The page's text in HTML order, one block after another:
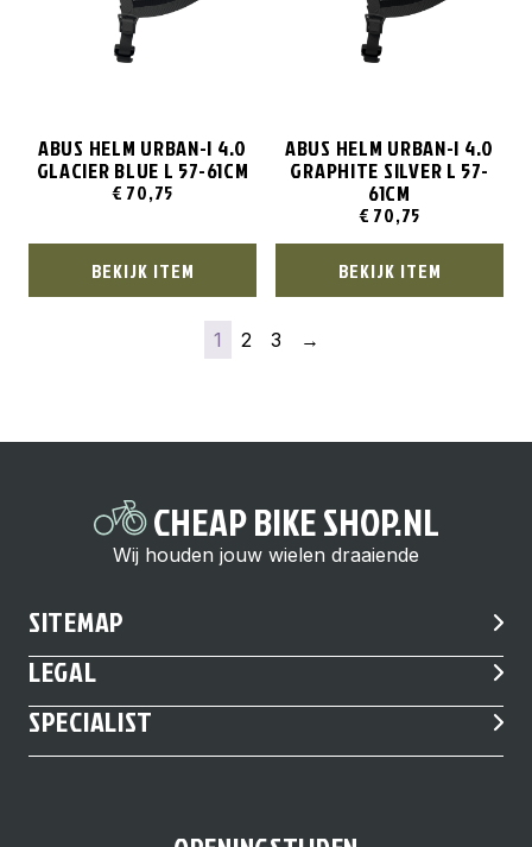
ABUS HELM URBAN-I 4.0
GLACIER BLUE L 57-61CM
€ 70,75
BEKIJK ITEM
ABUS HELM URBAN-I 4.0
GRAPHITE SILVER L 57-
61CM
€ 70,75
BEKIJK ITEM
1 2 3 →
CHEAP BIKE SHOP.NL
Wij houden jouw wielen draaiende
SITEMAP
LEGAL
SPECIALIST